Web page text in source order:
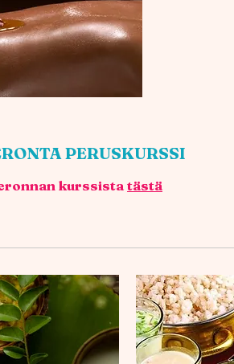
PERUSKURSSI
kurssistatästä